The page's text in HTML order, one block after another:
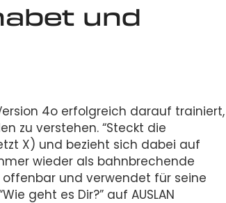
und
4o erfolgreich darauf trainiert,
zu verstehen. “Steckt die
X) und bezieht sich dabei auf
wieder als bahnbrechende
und verwendet für seine
geht es Dir?” auf AUSLAN